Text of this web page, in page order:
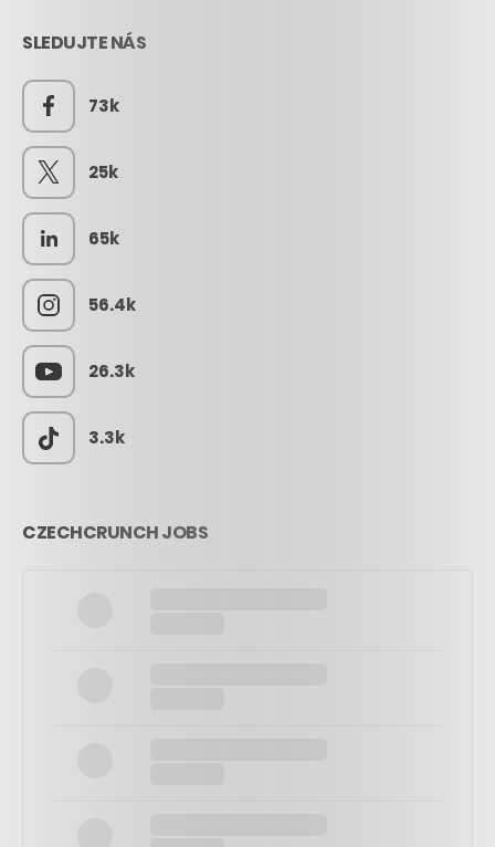
SLEDUJTE NÁS
73k
25k
65k
56.4k
26.3k
3.3k
CZECHCRUNCH JOBS